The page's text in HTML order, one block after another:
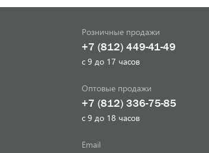
Розничные продажи
+7 (812) 449-41-49
с 9 до 17 часов
Оптовые продажи
+7 (812) 336-75-85
с 9 до 18 часов
Email